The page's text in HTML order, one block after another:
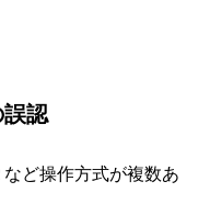
認
ど操作方式が複数あ